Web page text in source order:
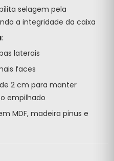
selagem pela
a integridade da caixa
:
laterais
faces
2 cm para manter
empilhado
MDF, madeira pinus e